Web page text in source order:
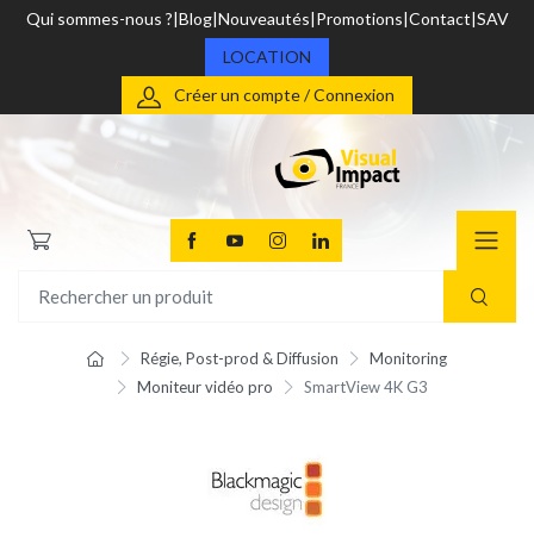
Qui sommes-nous ? Blog Nouveautés Promotions Contact SAV
LOCATION
Créer un compte / Connexion
Régie, Post-prod & Diffusion
Monitoring
Moniteur vidéo pro
SmartView 4K G3